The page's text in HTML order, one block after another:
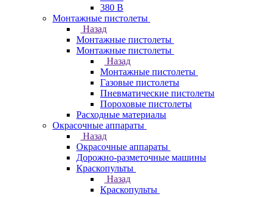
380 В
Монтажные пистолеты
Назад
Монтажные пистолеты
Монтажные пистолеты
Назад
Монтажные пистолеты
Газовые пистолеты
Пневматические пистолеты
Пороховые пистолеты
Расходные материалы
Окрасочные аппараты
Назад
Окрасочные аппараты
Дорожно-разметочные машины
Краскопульты
Назад
Краскопульты